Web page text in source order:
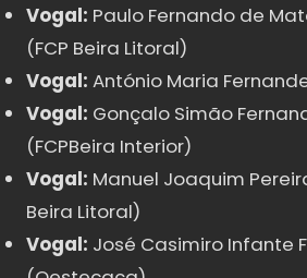
Vogal: Paulo Fernando de
(FCP Beira Litoral)
Vogal: António Maria
Vogal: Gonçalo Simão
(FCPBeira Interior)
Vogal: Manuel Joaquim
Beira Litoral)
Vogal: José Casimiro Infante